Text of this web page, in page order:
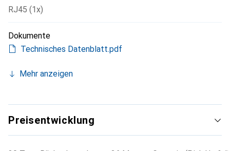
RJ45 (1x)
Dokumente
Technisches Datenblatt.pdf
Mehr anzeigen
Preisentwicklung